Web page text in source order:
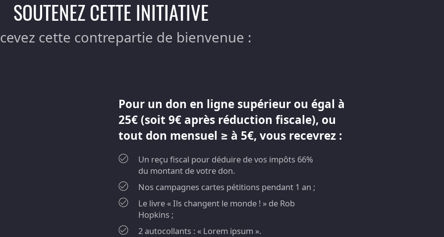
SOUTENEZ CETTE INITIATIVE
cette contrepartie de bienvenue :
Pour un don en ligne supérieur ou égal à
25€ (soit 9€ après réduction fiscale), ou
tout don mensuel ≥ à 5€, vous recevrez :
Un reçu fiscal pour déduire de vos impôts 66%
du montant de votre don.
Nos campagnes cartes pétitions pendant 1 an ;
Le livre « Ils changent le monde ! » de Rob
Hopkins ;
2 autocollants : « Lorem ipsum ».